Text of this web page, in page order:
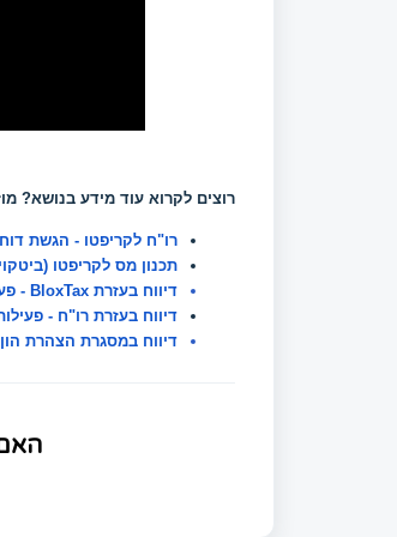
רוצים לקרוא עוד מידע בנושא?
רו"ח לקריפטו - הגשת
תכנון מס לקריפטו
דיווח בעזרת BloxTax - פעילות במטבעות קריפטוגרפיים (ביטקוין/ מטבע וירטואלי)
דיווח בעזרת רו"ח -
דיווח במסגרת הצהרת